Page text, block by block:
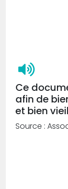
Ce
afin de
et bien
Source :